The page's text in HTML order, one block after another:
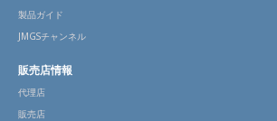
製品ガイド
JMGSチャンネル
販売店情報
代理店
販売店